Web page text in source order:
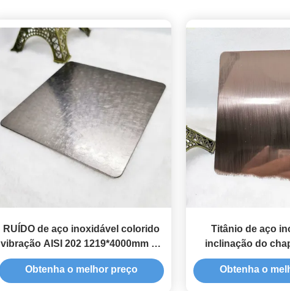
RUÍDO de aço inoxidável colorido
vibração AISI 202 1219*4000mm da
folha da pérola
Obtenha o melhor preço
Titânio de aço
inclinação do
folha PVD da cor
linha
Obtenha o